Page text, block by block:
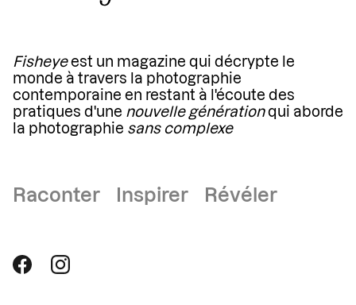
Fisheyeest un magazine qui décrypte le
monde à travers la photographie
contemporaine en restant à l'écoute des
pratiques d'une nouvelle générationqui aborde
la photographie sans complexe
Raconter Inspirer Révéler